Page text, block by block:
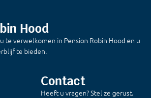
Contact
Heeft u vragen? Stel ze gerust.
Hood
te verwelkomen in Pension Robin Hood en u
te bieden.